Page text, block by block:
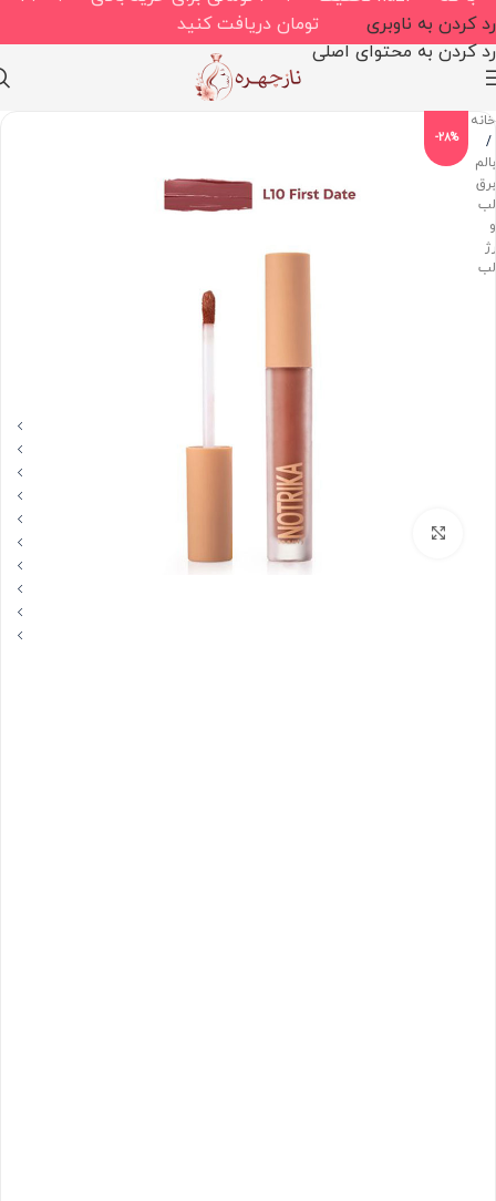
رد کردن به ناوبری
رد کردن به محتوای اصلی
تومان دریافت کنید
خانه
/
بالم،
برق
لب
و
رژ
لب
-28%
بزرگنمایی تصویر